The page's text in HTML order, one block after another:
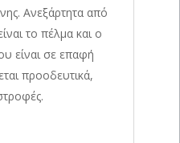
Ανεξάρτητα από
το πέλμα και ο
είναι σε επαφή
προοδευτικά,